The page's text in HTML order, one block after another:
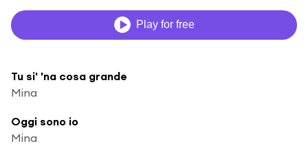
Play for free
Tu si' 'na cosa grande
Mina
Oggi sono io
Mina